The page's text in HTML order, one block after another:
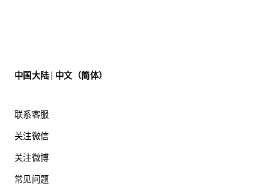
中国大陆 | 中文（简体）
联系客服
关注微信
关注微博
常见问题